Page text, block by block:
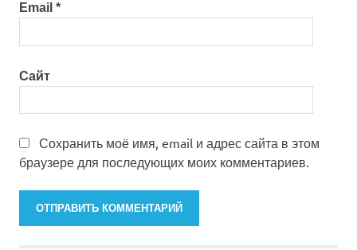
Email *
Сайт
Сохранить моё имя, email и адрес сайта в этом
браузере для последующих моих комментариев.